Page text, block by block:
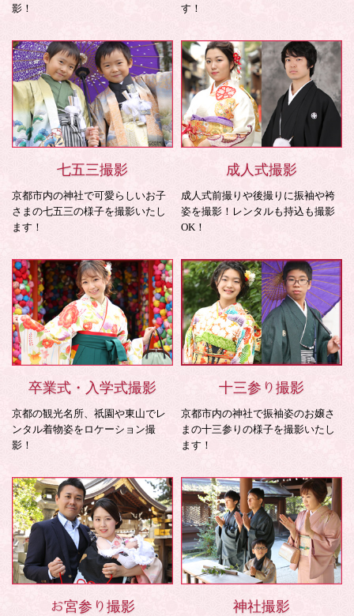
影！ す！
七五三撮影
京都市内の神社で可愛らしいお子
さまの七五三の様子を撮影いたし
ます！
成人式撮影
成人式前撮りや後撮りに振袖や袴
姿を撮影！レンタルも持込も撮影
OK！
卒業式・入学式撮影
京都の観光名所、祇園や東山でレ
ンタル着物姿をロケーション撮
影！
十三参り撮影
京都市内の神社で振袖姿のお嬢さ
まの十三参りの様子を撮影いたし
ます！
お宮参り撮影 神社撮影